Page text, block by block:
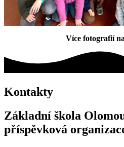
Více fotografií
Kontakty
Základní škola
příspěvková